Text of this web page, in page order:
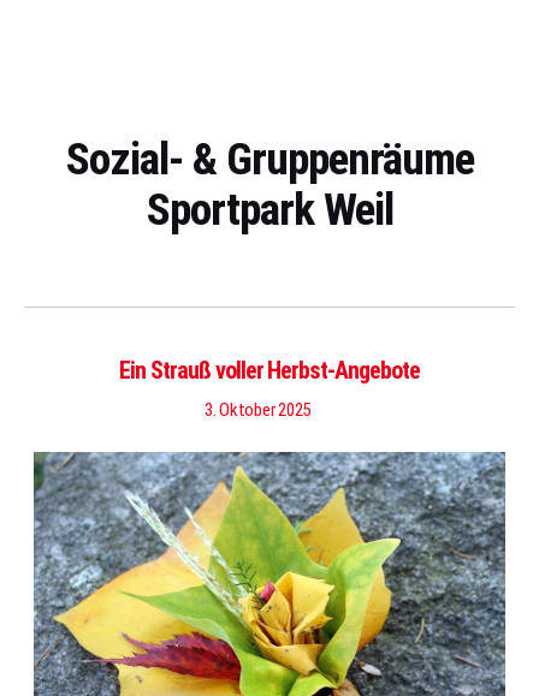
Sozial- & Gruppenräume
Sportpark Weil
Ein Strauß voller Herbst-Angebote
3. Oktober 2025